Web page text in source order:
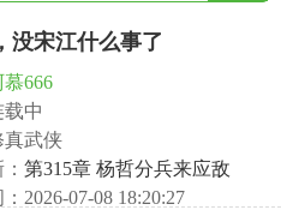
没宋江什么事了
慕666
中
真武侠
第315章 杨哲分兵来应敌
2026-07-08 18:20:27